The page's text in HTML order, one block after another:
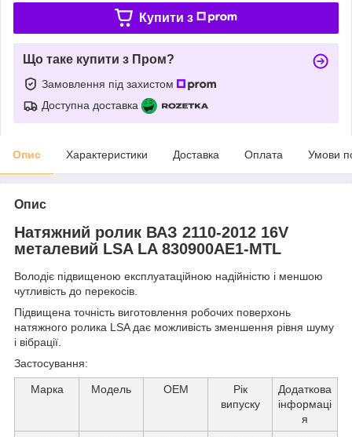
Купити з
Що таке купити з Пром?
Замовлення під захистом
Доступна доставка
Опис Характеристики Доставка Оплата Умови
Опис
Натяжний ролик ВАЗ 2110-2012 16V
металевий LSA LA 830900AE1-MTL
Володіє підвищеною експлуатаційною надійністю і меншою
чутливість до перекосів.
Підвищена точність виготовлення робочих поверхонь
натяжного ролика LSA дає можливість зменшення рівня шуму
і вібрації.
Застосування:
Марка Модель ОЕМ
Рік
випуску
Додаткова
інформаці
я